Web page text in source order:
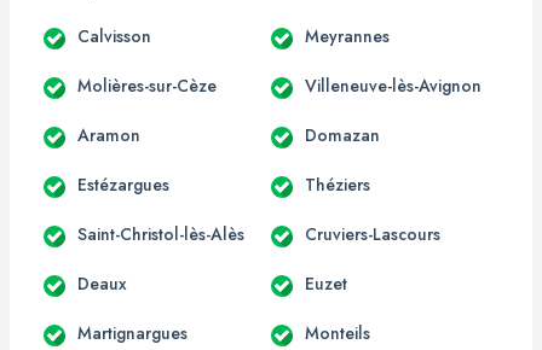
Calvisson Meyrannes
Molières-sur-Cèze Villeneuve-lès-Avignon
Aramon Domazan
Estézargues Théziers
Saint-Christol-lès-Alès Cruviers-Lascours
Deaux Euzet
Martignargues Monteils